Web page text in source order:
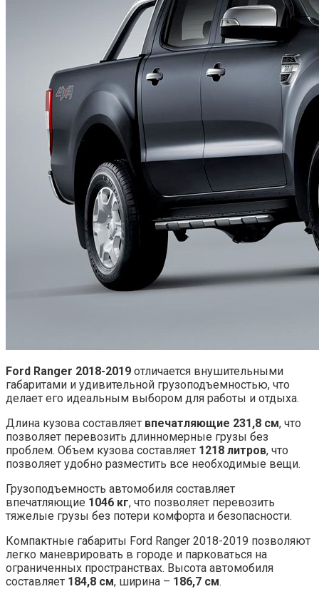
Ford Ranger 2018-2019 отличается внушительными
габаритами и удивительной грузоподъемностью, что
делает его идеальным выбором для работы и отдыха.
Длина кузова составляет впечатляющие 231,8 см, что
позволяет перевозить длинномерные грузы без
проблем. Объем кузова составляет 1218 литров, что
позволяет удобно разместить все необходимые вещи.
Грузоподъемность автомобиля составляет
впечатляющие 1046 кг, что позволяет перевозить
тяжелые грузы без потери комфорта и безопасности.
Компактные габариты Ford Ranger 2018-2019 позволяют
легко маневрировать в городе и парковаться на
ограниченных пространствах. Высота автомобиля
составляет 184,8 см, ширина – 186,7 см.